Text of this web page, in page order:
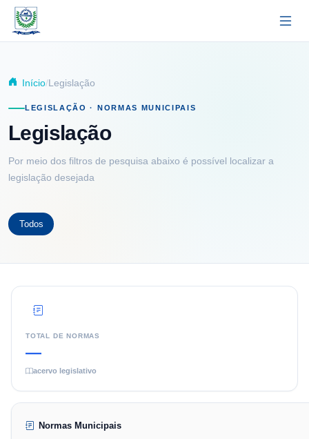
Pular para o conteúdo principal
Início Legislação
LEGISLAÇÃO · NORMAS MUNICIPAIS
Legislação
Por meio dos filtros de pesquisa abaixo é possível localizar a
legislação desejada
Todos
TOTAL DE NORMAS
—
acervo legislativo
Normas Municipais